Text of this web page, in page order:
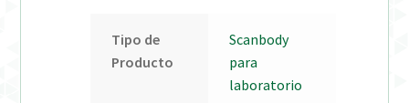
Tipo de
Producto
Scanbody
para
laboratorio